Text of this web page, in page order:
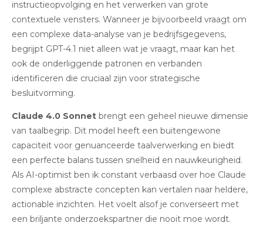
instructieopvolging en het verwerken van grote
contextuele vensters. Wanneer je bijvoorbeeld vraagt om
een complexe data-analyse van je bedrijfsgegevens,
begrijpt GPT-4.1 niet alleen wat je vraagt, maar kan het
ook de onderliggende patronen en verbanden
identificeren die cruciaal zijn voor strategische
besluitvorming.
Claude 4.0 Sonnet brengt een geheel nieuwe dimensie
van taalbegrip. Dit model heeft een buitengewone
capaciteit voor genuanceerde taalverwerking en biedt
een perfecte balans tussen snelheid en nauwkeurigheid.
Als AI-optimist ben ik constant verbaasd over hoe Claude
complexe abstracte concepten kan vertalen naar heldere,
actionable inzichten. Het voelt alsof je converseert met
een briljante onderzoekspartner die nooit moe wordt.